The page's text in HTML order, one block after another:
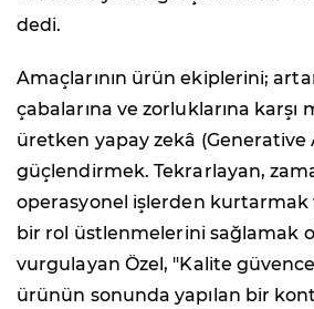
dedi.
Amaçlarının ürün ekiplerini;
çabalarına ve zorluklarına karşı
üretken yapay zekâ (Generative
güçlendirmek. Tekrarlayan,
operasyonel işlerden
bir rol üstlenmelerini sağlamak
vurgulayan Özel, "Kalite güvence
ürünün sonunda yapılan bir